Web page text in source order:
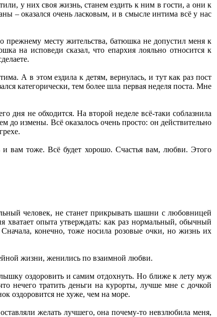
у них своя жизнь, станем ездить к ним в гости, а они к
– оказался очень ласковым, и в смысле интима всё у нас
месту жительства, батюшка не допустил меня к
на исповеди сказал, что епархия лояльно относится к
А в этом ездила к детям, вернулась, и тут как раз пост
категорически, тем более шла первая неделя поста. Мне
дня не обходится. На второй неделе всё-таки соблазнила
до измены. Всё оказалось очень просто: он действительно
вам тоже. Всё будет хорошо. Счастья вам, любви. Этого
человек, не станет прикрывать шашни с любовницей
опыта утверждать: как раз нормальный, обычный
конечно, тоже носила розовые очки, но жизнь их
жизни, женились по взаимной любви.
оздоровить и самим отдохнуть. Но ближе к лету муж
нечего тратить деньги на курорты, лучше мне с дочкой
оздоровится не хуже, чем на море.
желать лучшего, она почему-то невзлюбила меня,